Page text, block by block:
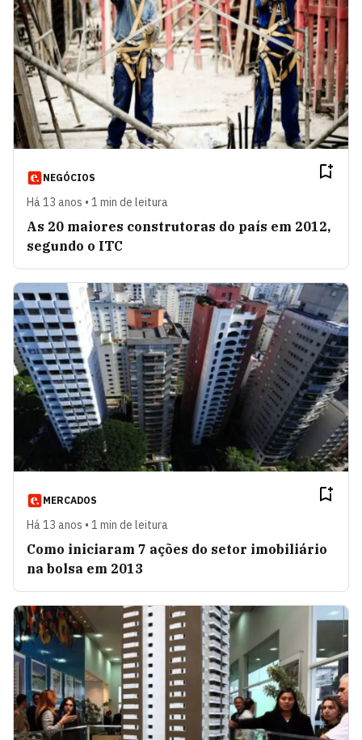
NEGÓCIOS
Há 13 anos • 1 min de leitura
As 20 maiores construtoras do país em 2012,
segundo o ITC
MERCADOS
Há 13 anos • 1 min de leitura
Como iniciaram 7 ações do setor imobiliário
na bolsa em 2013